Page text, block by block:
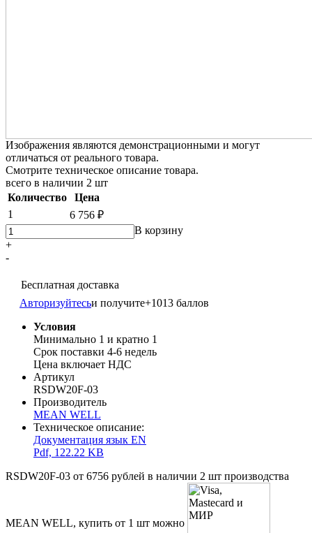
Изображения являются демонстрационными и могут
отличаться от реального товара.
Смотрите техническое описание товара.
всего в наличии 2 шт
Количество
Цена
1
6 756 ₽
+
-
В корзину
Бесплатная доставка
Авторизуйтесьи получите+1013 баллов
Условия
Минимально 1 и кратно 1
Срок поставки 4-6 недель
Цена включает НДС
Артикул
RSDW20F-03
Производитель
MEAN WELL
Техническое описание:
Документация язык EN
Pdf, 122.22 KB
RSDW20F-03 от 6756 рублей в наличии 2 шт производства
MEAN WELL, купить от 1 шт можно